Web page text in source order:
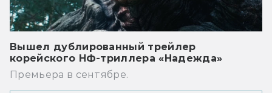
Вышел дублированный трейлер
корейского НФ-триллера «Надежда»
Премьера в сентябре.